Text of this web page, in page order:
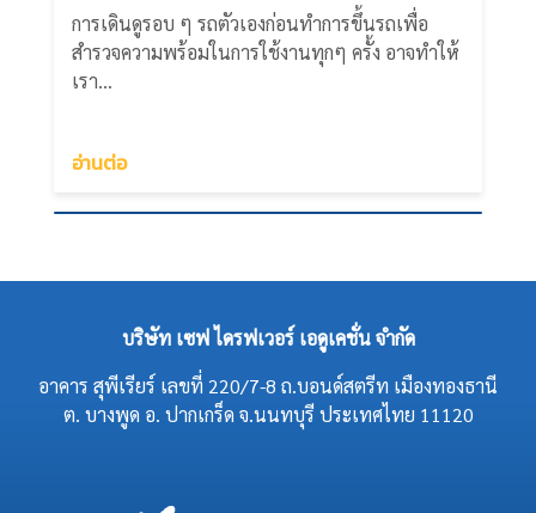
การเดินดูรอบ ๆ รถตัวเองก่อนทำการขึ้นรถเพื่อ
สำรวจความพร้อมในการใช้งานทุกๆ ครั้ง อาจทำให้
เรา...
อ่านต่อ
บริษัท เซฟ ไดรฟเวอร์ เอดูเคชั่น จำกัด
อาคาร สุพีเรียร์ เลขที่ 220/7-8 ถ.บอนด์สตรีท เมืองทองธานี
ต. บางพูด อ. ปากเกร็ด จ.นนทบุรี ประเทศไทย 11120